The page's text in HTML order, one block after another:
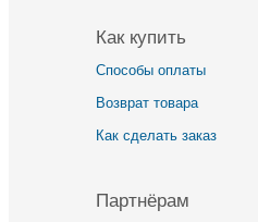
Как купить
Способы оплаты
Возврат товара
Как сделать заказ
Партнёрам